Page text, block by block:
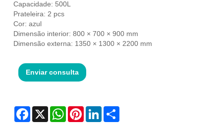
Capacidade: 500L
Prateleira: 2 pcs
Cor: azul
Dimensão interior: 800 × 700 × 900 mm
Dimensão externa: 1350 × 1300 × 2200 mm
Enviar consulta
Facebook
X WhatsAppPinterestLinkedIn